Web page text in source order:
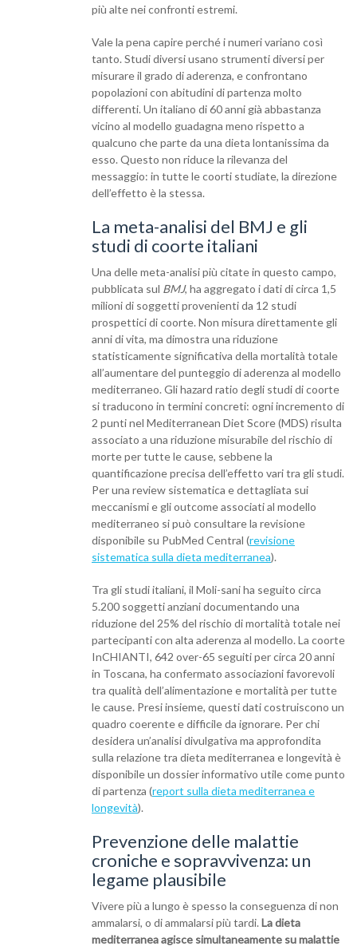
più alte nei confronti estremi.
Vale la pena capire perché i numeri variano così
tanto. Studi diversi usano strumenti diversi per
misurare il grado di aderenza, e confrontano
popolazioni con abitudini di partenza molto
differenti. Un italiano di 60 anni già abbastanza
vicino al modello guadagna meno rispetto a
qualcuno che parte da una dieta lontanissima da
esso. Questo non riduce la rilevanza del
messaggio: in tutte le coorti studiate, la direzione
dell’effetto è la stessa.
La meta-analisi del BMJ e gli
studi di coorte italiani
Una delle meta-analisi più citate in questo campo,
pubblicata sul BMJ, ha aggregato i dati di circa 1,5
milioni di soggetti provenienti da 12 studi
prospettici di coorte. Non misura direttamente gli
anni di vita, ma dimostra una riduzione
statisticamente significativa della mortalità totale
all’aumentare del punteggio di aderenza al modello
mediterraneo. Gli hazard ratio degli studi di coorte
si traducono in termini concreti: ogni incremento di
2 punti nel Mediterranean Diet Score (MDS) risulta
associato a una riduzione misurabile del rischio di
morte per tutte le cause, sebbene la
quantificazione precisa dell’effetto vari tra gli studi.
Per una review sistematica e dettagliata sui
meccanismi e gli outcome associati al modello
mediterraneo si può consultare la revisione
disponibile su PubMed Central (revisione
sistematica sulla dieta mediterranea).
Tra gli studi italiani, il Moli-sani ha seguito circa
5.200 soggetti anziani documentando una
riduzione del 25% del rischio di mortalità totale nei
partecipanti con alta aderenza al modello. La coorte
InCHIANTI, 642 over-65 seguiti per circa 20 anni
in Toscana, ha confermato associazioni favorevoli
tra qualità dell’alimentazione e mortalità per tutte
le cause. Presi insieme, questi dati costruiscono un
quadro coerente e difficile da ignorare. Per chi
desidera un’analisi divulgativa ma approfondita
sulla relazione tra dieta mediterranea e longevità è
disponibile un dossier informativo utile come punto
di partenza (report sulla dieta mediterranea e
longevità).
Prevenzione delle malattie
croniche e sopravvivenza: un
legame plausibile
Vivere più a lungo è spesso la conseguenza di non
ammalarsi, o di ammalarsi più tardi. La dieta
mediterranea agisce simultaneamente su malattie